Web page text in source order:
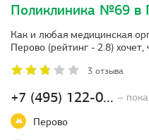
Поликлиника №69 в
+7 (495) 122-0... –
Перово
Как и любая медицинская
Перово (рейтинг - 2.8)
3 отзыва